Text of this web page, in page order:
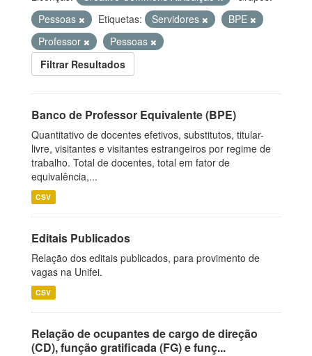
Pessoas
Etiquetas: Servidores
BPE
Professor
Pessoas
Filtrar Resultados
Banco de Professor Equivalente (BPE)
Quantitativo de docentes efetivos, substitutos, titular-
livre, visitantes e visitantes estrangeiros por regime de
trabalho. Total de docentes, total em fator de
equivalência,...
CSV
Editais Publicados
Relação dos editais publicados, para provimento de
vagas na Unifei.
CSV
Relação de ocupantes de cargo de direção
(CD), função gratificada (FG) e funç...